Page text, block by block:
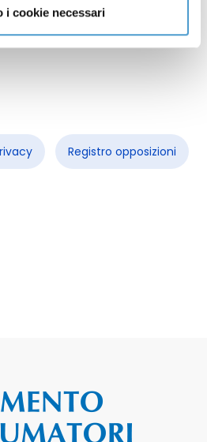
i cookie necessari
Registro opposizioni
dopo l’iscrizione continui a
STOP TTIP: link utili